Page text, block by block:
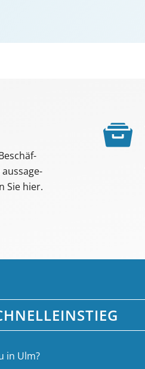
aussage­
Sie hier.
in Ulm?